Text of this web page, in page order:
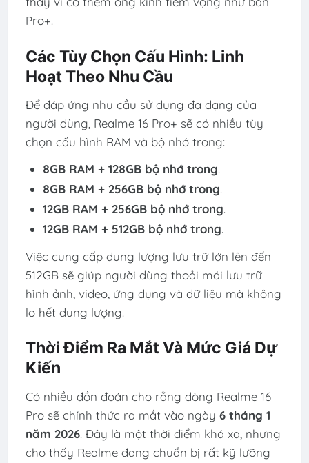
Pro+.
Các Tùy Chọn Cấu Hình: Linh
Hoạt Theo Nhu Cầu
Để đáp ứng nhu cầu sử dụng đa dạng của
người dùng, Realme 16 Pro+ sẽ có nhiều tùy
chọn cấu hình RAM và bộ nhớ trong:
8GB RAM + 128GB bộ nhớ trong.
8GB RAM + 256GB bộ nhớ trong.
12GB RAM + 256GB bộ nhớ trong.
12GB RAM + 512GB bộ nhớ trong.
Việc cung cấp dung lượng lưu trữ lớn lên đến
512GB sẽ giúp người dùng thoải mái lưu trữ
hình ảnh, video, ứng dụng và dữ liệu mà không
lo hết dung lượng.
Thời Điểm Ra Mắt Và Mức Giá Dự
Kiến
Có nhiều đồn đoán cho rằng dòng Realme 16
Pro sẽ chính thức ra mắt vào ngày 6 tháng 1
năm 2026. Đây là một thời điểm khá xa, nhưng
cho thấy Realme đang chuẩn bị rất kỹ lưỡng